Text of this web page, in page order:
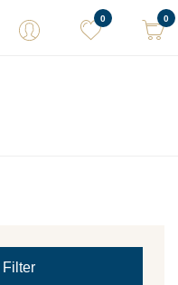
0 0
Filter